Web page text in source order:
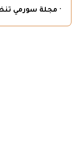
· مجلة سورمي